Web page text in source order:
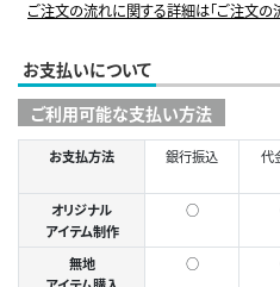
ご注文の流れに関する詳細は「ご注文の
お支払いについて
ご利用可能な支払い方法
お支払方法 銀行振込 代
オリジナル
アイテム制作
○
無地
○